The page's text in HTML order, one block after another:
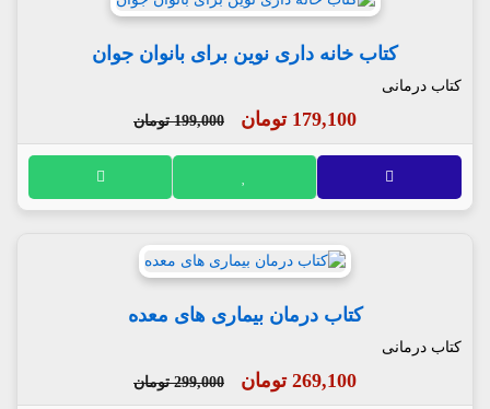
کتاب خانه داری نوین برای بانوان جوان
کتاب درمانی
179,100 تومان 199,000 تومان
کتاب درمان بیماری های معده
کتاب درمانی
269,100 تومان 299,000 تومان